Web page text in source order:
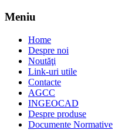
Meniu
Home
Despre noi
Noutăţi
Link-uri utile
Contacte
AGCC
INGEOCAD
Despre produse
Documente Normative